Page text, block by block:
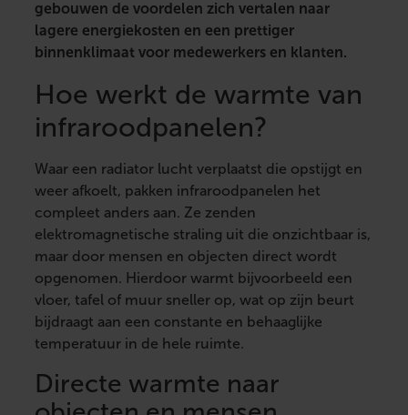
gebouwen de voordelen zich vertalen naar
lagere energiekosten en een prettiger
binnenklimaat voor medewerkers en klanten.
Hoe werkt de warmte van
infraroodpanelen?
Waar een radiator lucht verplaatst die opstijgt en
weer afkoelt, pakken infraroodpanelen het
compleet anders aan. Ze zenden
elektromagnetische straling uit die onzichtbaar is,
maar door mensen en objecten direct wordt
opgenomen. Hierdoor warmt bijvoorbeeld een
vloer, tafel of muur sneller op, wat op zijn beurt
bijdraagt aan een constante en behaaglijke
temperatuur in de hele ruimte.
Directe warmte naar